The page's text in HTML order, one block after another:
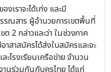
งเราจะได้เก่ง และมี
ณสาร ผู้อำนวยการเขตพื้นที่
2 กล่าวและว่า ในช่วงภาค
สาสมัครได้ส่งใบสมัครและจะ
โรงเรียนเครือข่าย จำนวน